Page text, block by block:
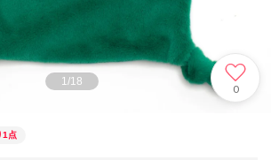
1 /18
0
1点